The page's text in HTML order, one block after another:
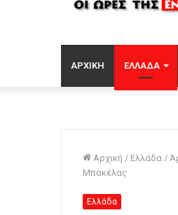
ΑΡΧΙΚΉ ΕΛΛΆΔΑ
Αρχική / Ελλάδα /
Μπακέλας
Ελλάδα